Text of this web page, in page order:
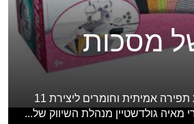
מסכות
ערכת תפירה לילדים הכוללת מכונת תפירה אמיתית וחומרים ליצירת 11
מאיה גולדשטיין מנהלת השיווק של...